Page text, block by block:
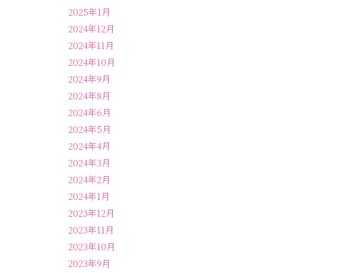
2025年1月
2024年12月
2024年11月
2024年10月
2024年9月
2024年8月
2024年6月
2024年5月
2024年4月
2024年3月
2024年2月
2024年1月
2023年12月
2023年11月
2023年10月
2023年9月